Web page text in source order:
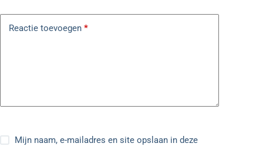
Reactie toevoegen *
Mijn naam, e-mailadres en site opslaan in deze